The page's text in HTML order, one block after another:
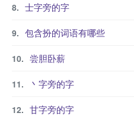
士字旁的字
包含扮的词语有哪些
尝胆卧薪
丶字旁的字
甘字旁的字